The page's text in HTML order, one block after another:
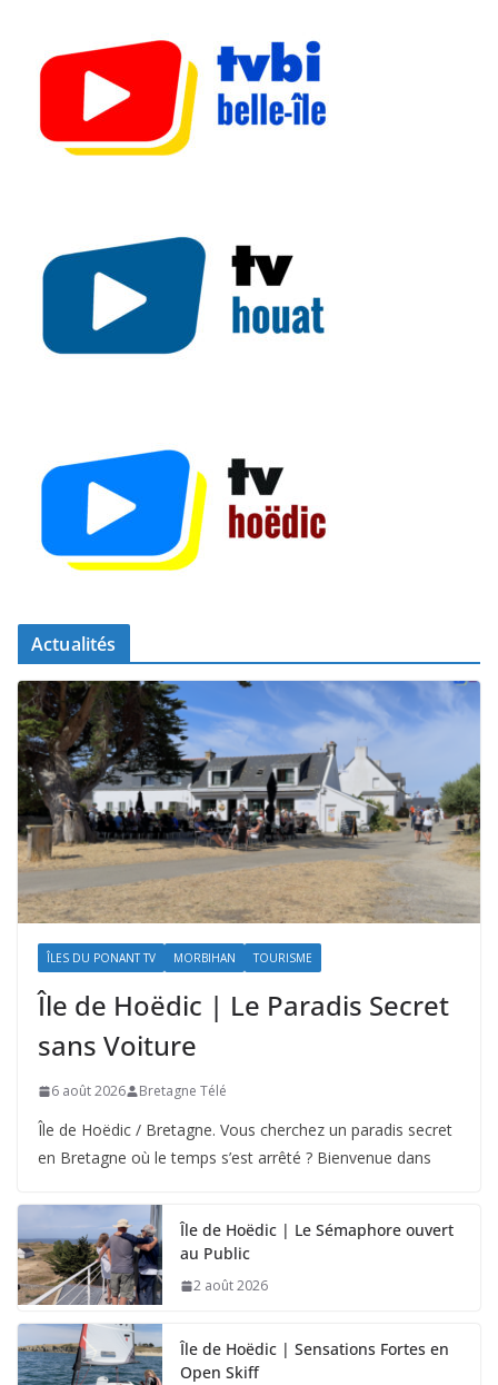
Actualités
ÎLES DU PONANT TV MORBIHAN TOURISME
Île de Hoëdic | Le Paradis Secret
sans Voiture
6 août 2026 Bretagne Télé
Île de Hoëdic / Bretagne. Vous cherchez un paradis secret
en Bretagne où le temps s’est arrêté ? Bienvenue dans
Île de Hoëdic | Le Sémaphore ouvert
au Public
2 août 2026
Île de Hoëdic | Sensations Fortes en
Open Skiff